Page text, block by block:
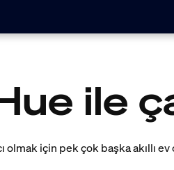
ile
olmak için pek çok başka akıllı